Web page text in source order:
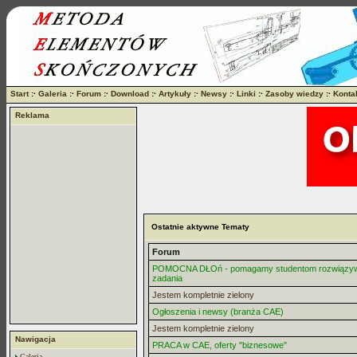
Start:· Galeria :· Forum :· Download :· Artykuły :· Newsy :· Linki :· Zasoby wiedzy :·
Reklama
Nawigacja
Ostatnie aktywne Tematy
Forum
POMOCNA DŁOń - pomagamy studentom
zadania
Jestem kompletnie zielony
Ogłoszenia i newsy (branża CAE)
Jestem kompletnie zielony
PRACA w CAE, oferty "biznesowe"